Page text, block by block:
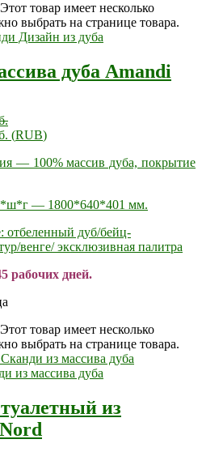
Этот товар имеет несколько
выбрать на странице товара.
дуба Amandi
(RUB)
— 100% массив дуба, покрытие
— 1800*640*401 мм.
отбеленный дуб/бейц-
венге/ эксклюзивная палитра
рабочих дней.
Этот товар имеет несколько
выбрать на странице товара.
из